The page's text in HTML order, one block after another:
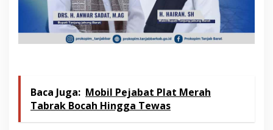
Baca Juga: Mobil Pejabat Plat Merah
Tabrak Bocah Hingga Tewas